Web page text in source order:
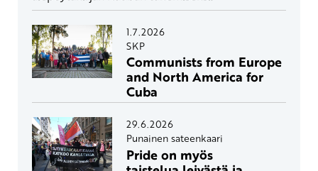
1.7.2026
SKP
Communists from Europe
and North America for
Cuba
29.6.2026
Punainen sateenkaari
Pride on myös